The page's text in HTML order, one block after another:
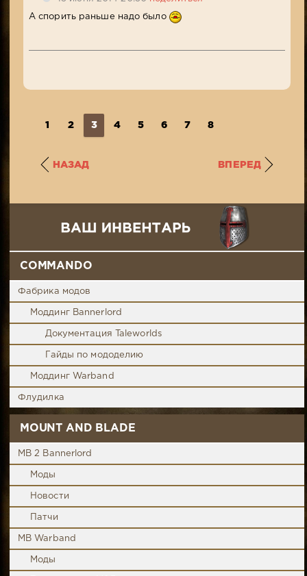
А спорить раньше надо было
1 2 3 4 5 6 7 8
НАЗАД ВПЕРЕД
COMMANDO
Фабрика модов
Моддинг Bannerlord
Документация Taleworlds
Гайды по мододелию
Моддинг Warband
Флудилка
MOUNT AND BLADE
MB 2 Bannerlord
Моды
Новости
Патчи
MB Warband
Моды